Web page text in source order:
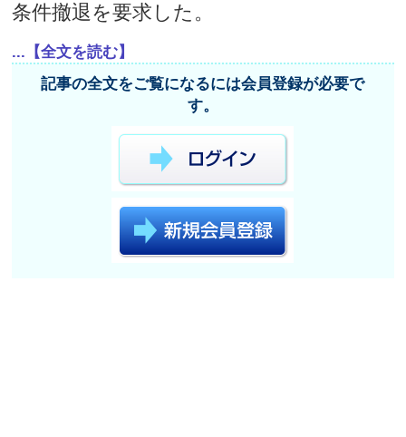
条件撤退を要求した。
...【全文を読む】
記事の全文をご覧になるには会員登録が必要で
す。